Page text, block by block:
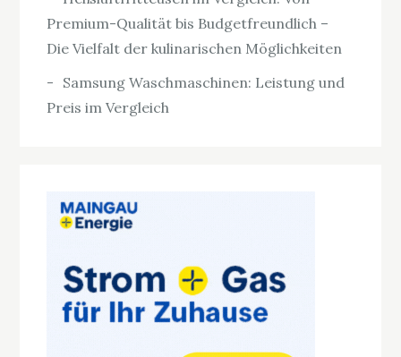
Premium-Qualität bis Budgetfreundlich –
Die Vielfalt der kulinarischen Möglichkeiten
Samsung Waschmaschinen: Leistung und
Preis im Vergleich